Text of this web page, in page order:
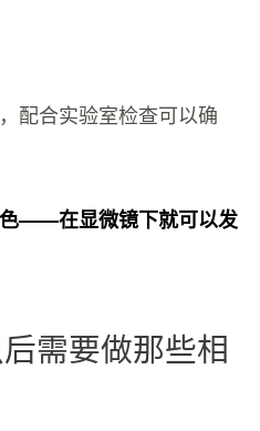
配合实验室检查可以确
在显微镜下就可以发
需要做那些相